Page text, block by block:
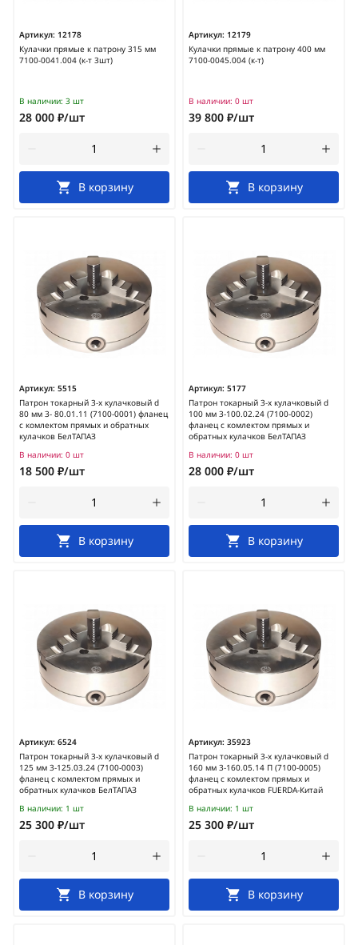
Артикул: 12178
Кулачки прямые к патрону 315 мм
7100-0041.004 (к-т 3шт)
В наличии: 3 шт
28 000 ₽/шт
В корзину
Артикул: 12179
Кулачки прямые к патрону 400 мм
7100-0045.004 (к-т)
В наличии: 0 шт
39 800 ₽/шт
В корзину
Артикул: 5515
Патрон токарный 3-х кулачковый d
80 мм 3- 80.01.11 (7100-0001) фланец
с комлектом прямых и обратных
кулачков БелТАПАЗ
В наличии: 0 шт
18 500 ₽/шт
В корзину
Артикул: 5177
Патрон токарный 3-х кулачковый d
100 мм 3-100.02.24 (7100-0002)
фланец с комлектом прямых и
обратных кулачков БелТАПАЗ
В наличии: 0 шт
28 000 ₽/шт
В корзину
Артикул: 6524
Патрон токарный 3-х кулачковый d
125 мм 3-125.03.24 (7100-0003)
фланец с комлектом прямых и
обратных кулачков БелТАПАЗ
В наличии: 1 шт
25 300 ₽/шт
В корзину
Артикул: 35923
Патрон токарный 3-х кулачковый d
160 мм 3-160.05.14 П (7100-0005)
фланец с комлектом прямых и
обратных кулачков FUERDA-Китай
В наличии: 1 шт
25 300 ₽/шт
В корзину